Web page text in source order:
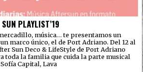
PLAYLIST’19
música… te presentamos un
marco único, el de Port Adriano. Del 12 al
Sun Deco & LifeStyle de Port Adriano
toda la familia que cuida la parte musical
Capital, Lava